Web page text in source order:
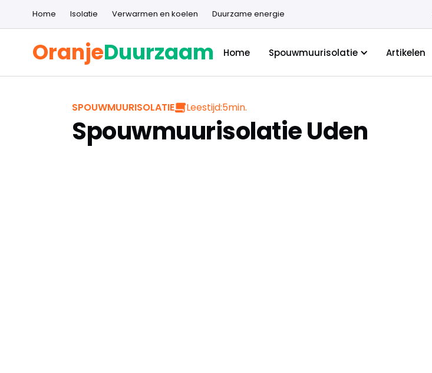
Home Isolatie Verwarmen en koelen Duurzame energie
OranjeDuurzaam Home Spouwmuurisolatie Artikelen
SPOUWMUURISOLATIE Leestijd:5min.
Spouwmuurisolatie Uden